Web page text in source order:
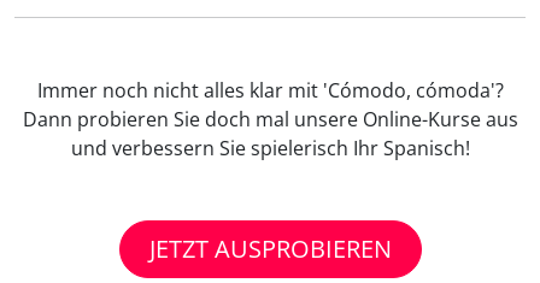
Immer noch nicht alles klar mit 'Cómodo, cómoda'?
Dann probieren Sie doch mal unsere Online-Kurse aus
und verbessern Sie spielerisch Ihr Spanisch!
JETZT AUSPROBIEREN